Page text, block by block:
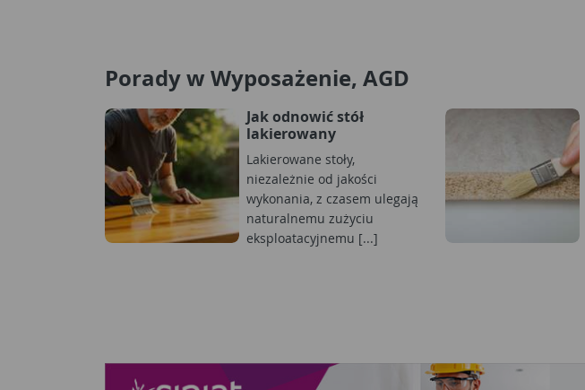
Porady w Wyposażenie, AGD
Jak odnowić stół
lakierowany
Lakierowane stoły,
niezależnie od jakości
wykonania, z czasem ulegają
naturalnemu zużyciu
eksploatacyjnemu [...]